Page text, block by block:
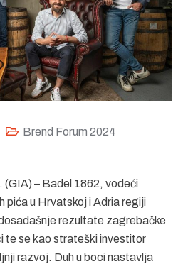
Brend Forum 2024
– Badel 1862, vodeći
pića u Hrvatskoj i Adria regiji
rezultate zagrebačke
te se kao strateški investitor
razvoj. Duh u boci nastavlja